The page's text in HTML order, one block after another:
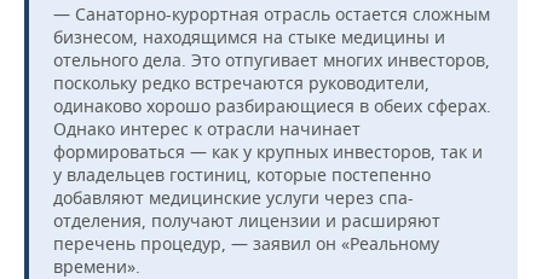
— Санаторно-курортная отрасль остается сложным
бизнесом, находящимся на стыке медицины и
отельного дела. Это отпугивает многих инвесторов,
поскольку редко встречаются руководители,
одинаково хорошо разбирающиеся в обеих сферах.
Однако интерес к отрасли начинает
формироваться — как у крупных инвесторов, так и
у владельцев гостиниц, которые постепенно
добавляют медицинские услуги через спа-
отделения, получают лицензии и расширяют
перечень процедур, — заявил он «Реальному
времени».